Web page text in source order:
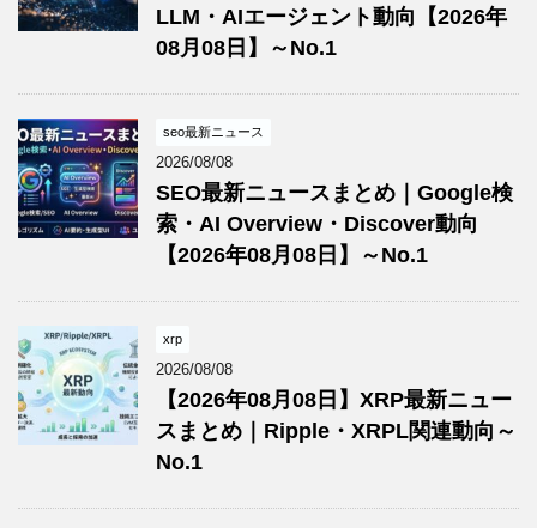
LLM・AIエージェント動向【2026年
08月08日】～No.1
seo最新ニュース
2026/08/08
SEO最新ニュースまとめ｜Google検
索・AI Overview・Discover動向
【2026年08月08日】～No.1
xrp
2026/08/08
【2026年08月08日】XRP最新ニュー
スまとめ｜Ripple・XRPL関連動向～
No.1